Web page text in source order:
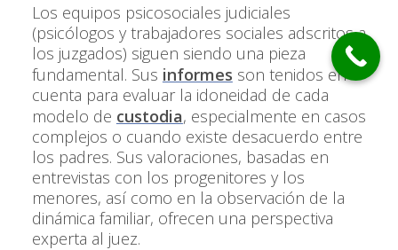
Los equipos psicosociales judiciales
(psicólogos y trabajadores sociales adscritos a
los juzgados) siguen siendo una pieza
fundamental. Sus informes son tenidos en
cuenta para evaluar la idoneidad de cada
modelo de custodia, especialmente en casos
complejos o cuando existe desacuerdo entre
los padres. Sus valoraciones, basadas en
entrevistas con los progenitores y los
menores, así como en la observación de la
dinámica familiar, ofrecen una perspectiva
experta al juez.